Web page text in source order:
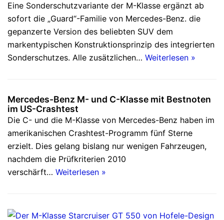
Eine Sonderschutzvariante der M-Klasse ergänzt ab
sofort die „Guard“-Familie von Mercedes-Benz. die
gepanzerte Version des beliebten SUV dem
markentypischen Konstruktionsprinzip des integrierten
Sonderschutzes. Alle zusätzlichen… Weiterlesen »
Mercedes-Benz M- und C-Klasse mit Bestnoten
im US-Crashtest
Die C- und die M-Klasse von Mercedes-Benz haben im
amerikanischen Crashtest-Programm fünf Sterne
erzielt. Dies gelang bislang nur wenigen Fahrzeugen,
nachdem die Prüfkriterien 2010
verschärft… Weiterlesen »